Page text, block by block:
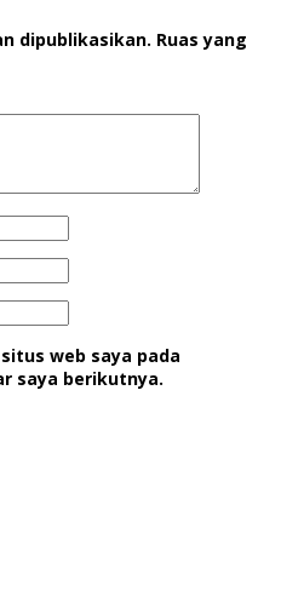
dipublikasikan. Ruas yang
web saya pada
saya berikutnya.